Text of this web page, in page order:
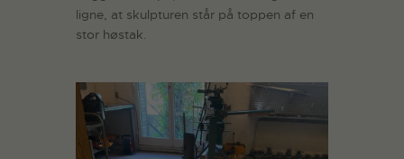
ligne, at skulpturen står på toppen af en
stor høstak.